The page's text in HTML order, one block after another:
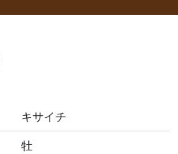
キサイチ
牡